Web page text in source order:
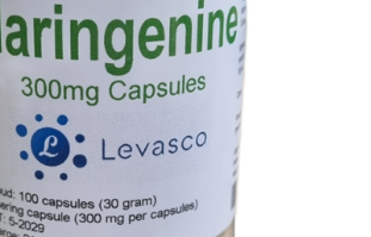
AAN WINKELWAGEN
/